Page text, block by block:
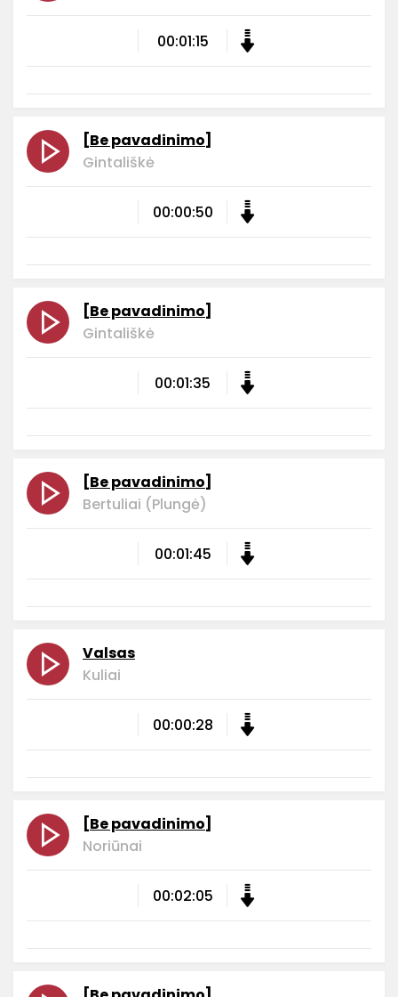
00:01:15
[Be pavadinimo]
Gintališkė
00:00:50
[Be pavadinimo]
Gintališkė
00:01:35
[Be pavadinimo]
Bertuliai (Plungė)
00:01:45
Valsas
Kuliai
00:00:28
[Be pavadinimo]
Noriūnai
00:02:05